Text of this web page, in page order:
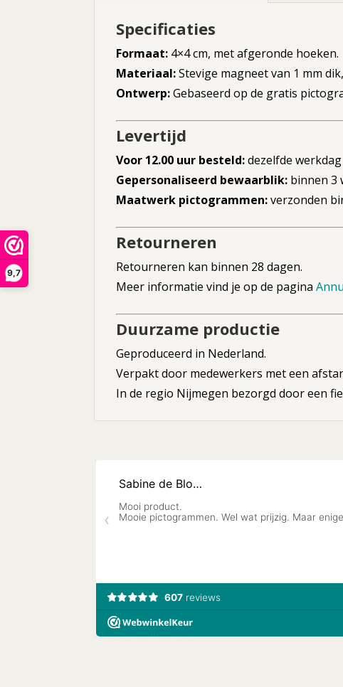
9,7
Specificaties
Formaat: 4×4 cm, met afgeronde hoeken.
Materiaal:Stevige magneet van 1 mm
Ontwerp:Gebaseerd op de gratis
Levertijd
Voor 12.00 uur besteld:dezelfde
Gepersonaliseerd bewaarblik: binnen 3
Maatwerk pictogrammen:verzonden
Retourneren
Retourneren kan binnen 28 dagen.
Meer informatie vind je op de pagina
Duurzame productie
Geproduceerd in Nederland.
Verpakt door medewerkers met een
In de regio Nijmegen bezorgd door een